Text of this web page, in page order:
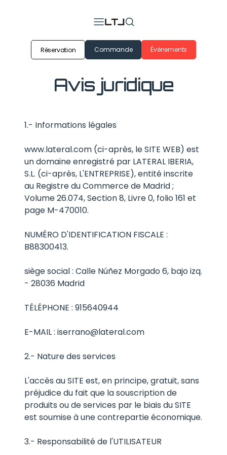
Réservation Commande Événements
Avis juridique
1.- Informations légales
www.lateral.com (ci-après, le SITE WEB) est
un domaine enregistré par LATERAL IBERIA,
S.L. (ci-après, L'ENTREPRISE), entité inscrite
au Registre du Commerce de Madrid ;
Volume 26.074, Section 8, Livre 0, folio 161 et
page M-470010.
NUMÉRO D'IDENTIFICATION FISCALE :
B88300413.
siège social : Calle Núñez Morgado 6, bajo izq.
- 28036 Madrid
TÉLÉPHONE : 915640944
E-MAIL : iserrano@lateral.com
2.- Nature des services
L'accès au SITE est, en principe, gratuit, sans
préjudice du fait que la souscription de
produits ou de services par le biais du SITE
est soumise à une contrepartie économique.
3.- Responsabilité de l'UTILISATEUR